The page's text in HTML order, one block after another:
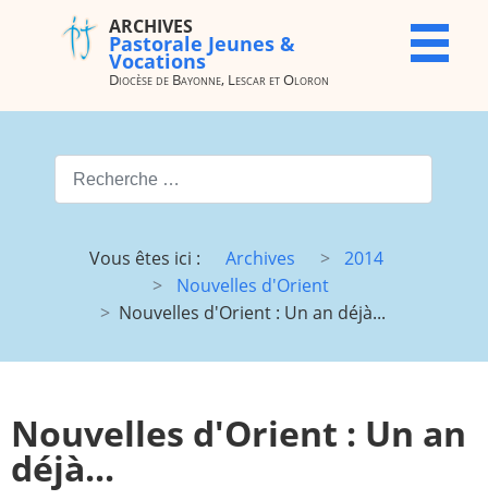
ARCHIVES
Pastorale
Lescar et
X
Vocations
JMJ
Garicoïts
Route
chantante
ARCHIVES
Pastorale Jeunes &
Vocations
Diocèse de Bayonne, Lescar et Oloron
Valider
Vous êtes ici :
Archives
2014
Nouvelles d'Orient
Nouvelles d'Orient : Un an déjà...
Nouvelles d'Orient : Un an
déjà...